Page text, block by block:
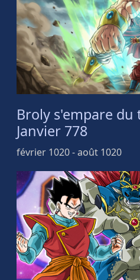
Broly s'empare du
Janvier 778
février 1020 - août 1020